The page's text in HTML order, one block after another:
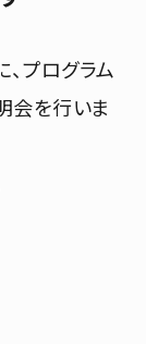
プログラム
会を行いま